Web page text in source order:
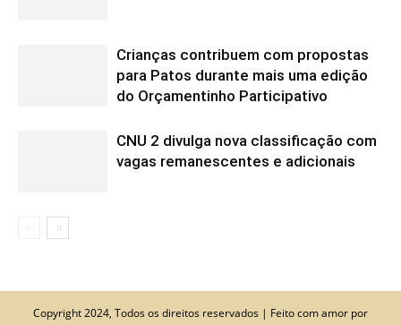
Crianças contribuem com propostas
para Patos durante mais uma edição
do Orçamentinho Participativo
CNU 2 divulga nova classificação com
vagas remanescentes e adicionais
Copyright 2024, Todos os direitos reservados | Feito com amor por